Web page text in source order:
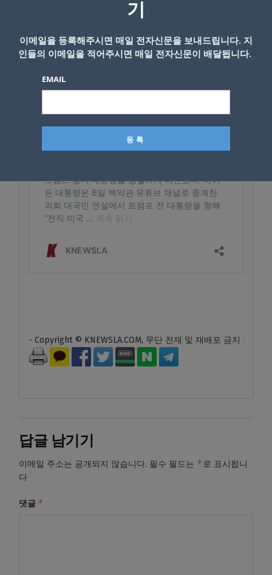
- Copyright © KNEWSLA.COM, 무단 전재 및 재배포 금지
답글 남기기
이메일 주소는 공개되지 않습니다. 필수 필드는 *로 표시됩니
다
댓글 *
기
이메일을 등록해주시면 매일 전자신문을 보내드립니다. 지
인들의 이메일을 적어주시면 매일 전자신문이 배달됩니다.
EMAIL